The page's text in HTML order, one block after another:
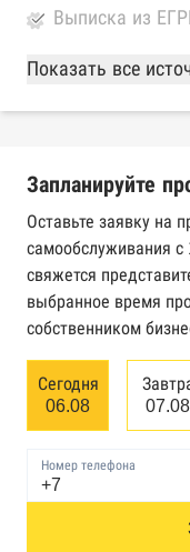
Выписка из
База Росстата
Реестры
Реестр
Федерального
Картотека
арбитражного
банкротстве
Единый
банкротстве
Реестр
Показать все
Запланируйте
Оставьте заявку на
самообслуживания с
свяжется
выбранное время
собственником
Сегодня
06.08
07.08
Номер телефона